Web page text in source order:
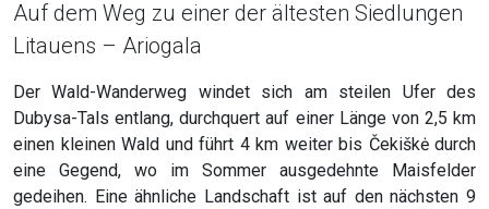
Auf dem Weg zu einer der ältesten Siedlungen
Litauens – Ariogala
Der Wald-Wanderweg windet sich am steilen Ufer des
Dubysa-Tals entlang, durchquert auf einer Länge von 2,5 km
einen kleinen Wald und führt 4 km weiter bis Čekiškė durch
eine Gegend, wo im Sommer ausgedehnte Maisfelder
gedeihen. Eine ähnliche Landschaft ist auf den nächsten 9